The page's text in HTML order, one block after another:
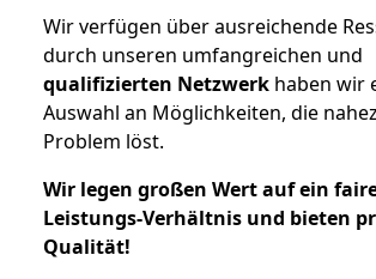
Wir verfügen über ausreichende
durch unseren umfangreichen und
qualifizierten Netzwerk haben wir
Auswahl an Möglichkeiten, die
Problem löst.
Wir legen großen Wert auf ein
Leistungs-Verhältnis und bieten
Qualität!